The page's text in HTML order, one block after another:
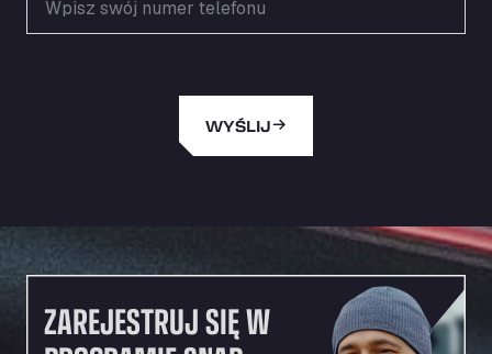
Calle Migjorn No 6, 12539
Arluno Truck Village
Objazdowa 35, 99-300
Ashford International Truck Stop
Hawkins Ltd
Waterbrook Park, TN24 0FL
CRTA ANTIGUA DE MOTRIL, 18620
WYŚLIJ
ZAREJESTRUJ SIĘ W